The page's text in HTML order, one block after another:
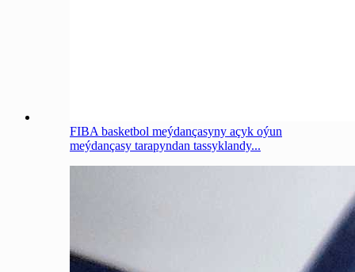
FIBA basketbol meýdançasyny açyk oýun
meýdançasy tarapyndan tassyklandy...